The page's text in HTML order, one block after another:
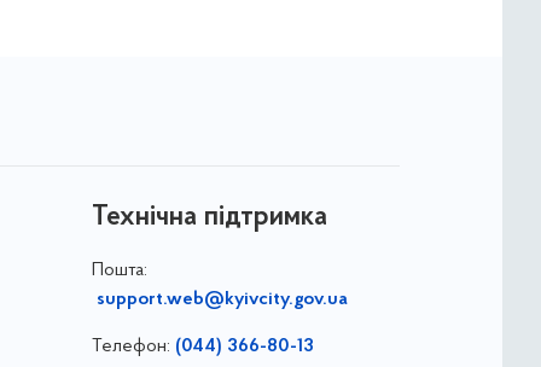
Технічна підтримка
Пошта:
support.web@kyivcity.gov.ua
Телефон: (044) 366-80-13